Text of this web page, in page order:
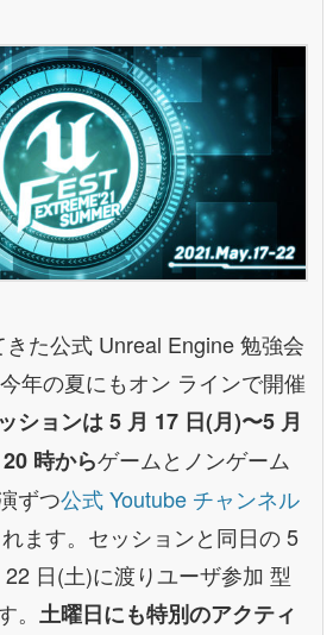
た公式 Unreal Engine 勉強会
年の夏にもオン ラインで開催
ションは 5 月 17 日(月)〜5 月
時からゲームとノンゲーム
ずつ公式 Youtube チャンネル
ます。セッションと同日の 5
日(土)に渡りユーザ参加 型
土曜日にも特別のアクティ